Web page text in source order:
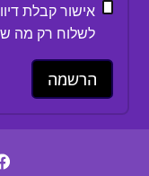
לשלוח רק מה